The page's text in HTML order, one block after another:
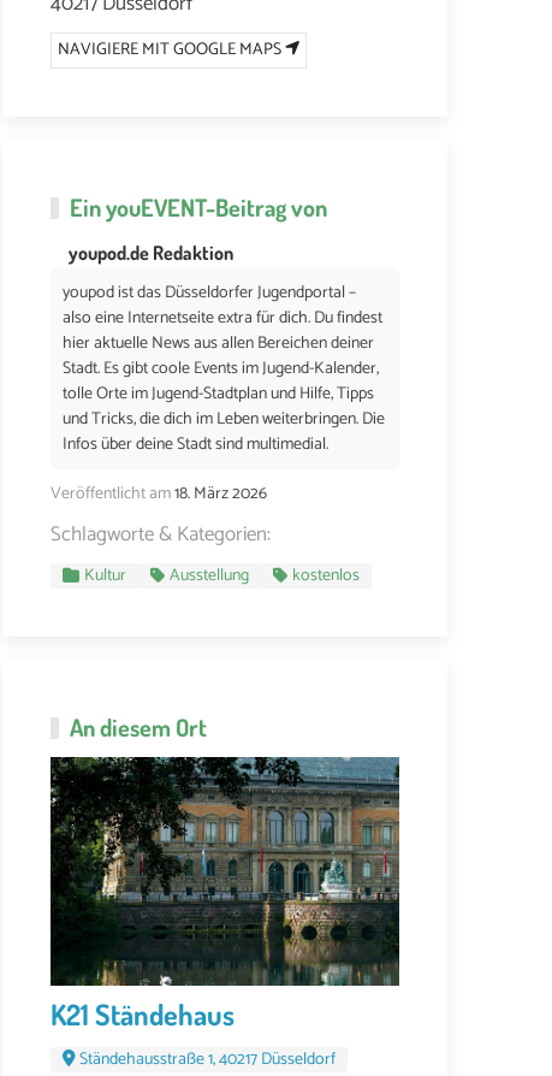
NAVIGIERE MIT GOOGLE MAPS
EinyouEVENT-Beitrag von
youpod.de Redaktion
youpod ist das Düsseldorfer Jugendportal –
also eine Internetseite extra für dich. Du findest
hier aktuelle News aus allen Bereichen deiner
Stadt. Es gibt coole Events im Jugend-Kalender,
tolle Orte im Jugend-Stadtplan und Hilfe, Tipps
und Tricks, die dich im Leben weiterbringen. Die
Infos über deine Stadt sind multimedial.
Veröffentlicht am18. März 2026
Schlagworte & Kategorien:
Kultur Ausstellung kostenlos
An diesem Ort
K21 Ständehaus
Ständehausstraße 1, 40217 Düsseldorf